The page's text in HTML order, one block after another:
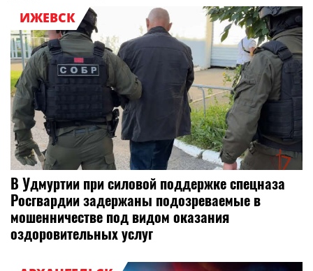
ИЖЕВСК
В Удмуртии при силовой поддержке спецназа
Росгвардии задержаны подозреваемые в
мошенничестве под видом оказания
оздоровительных услуг